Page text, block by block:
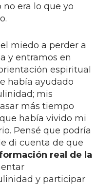
era lo que yo
miedo a perder a
y entramos en
espiritual
había ayudado
mis
más tiempo
había vivido mi
Pensé que podría
di cuenta de que
real de la
y participar